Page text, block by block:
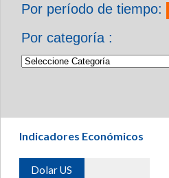
Por período de tiempo:
Por categoría :
Indicadores Económicos
Dolar US